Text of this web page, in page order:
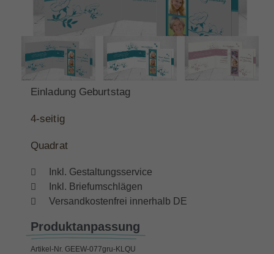
Einladung Geburtstag
4-seitig
Quadrat
Inkl. Gestaltungsservice
Inkl. Briefumschlägen
Versandkostenfrei innerhalb DE
Produktanpassung
Artikel-Nr. GEEW-077gru-KLQU